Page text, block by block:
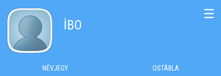
İBO
☰
NÉVJEGY OSTÁBLA